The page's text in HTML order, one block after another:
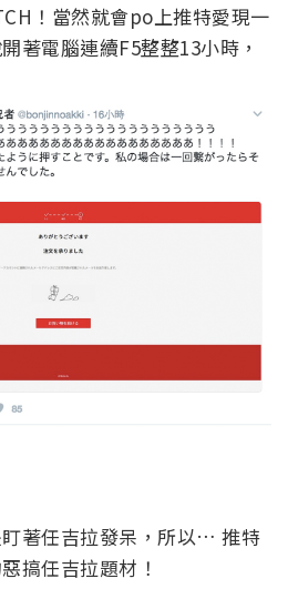
！當然就會po上推特愛現一
著電腦連續F5整整13小時，
著任吉拉發呆，所以… 推特
搞任吉拉題材！